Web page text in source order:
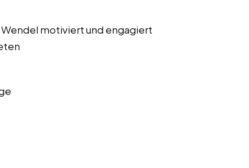
Wendel motiviert und engagiert